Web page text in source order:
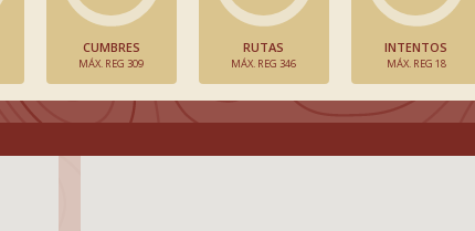
CUMBRES
MÁX. REG 309
RUTAS
MÁX. REG 346
INTENTOS
MÁX. REG 18